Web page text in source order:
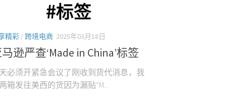
精彩 / 跨境电商 2025年03月18日
逊严查‘Made in China’标签
必须开紧急会议了刚收到货代消息，我
箱发往美西的货因为漏贴“M...